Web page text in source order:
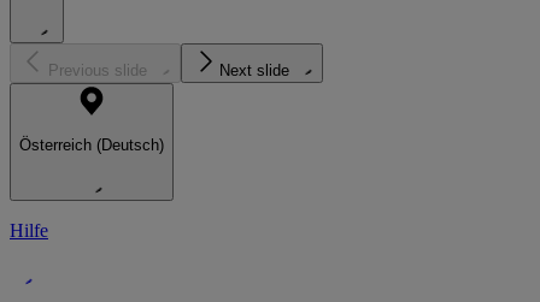
Previous slide Next slide
Österreich (Deutsch)
Hilfe